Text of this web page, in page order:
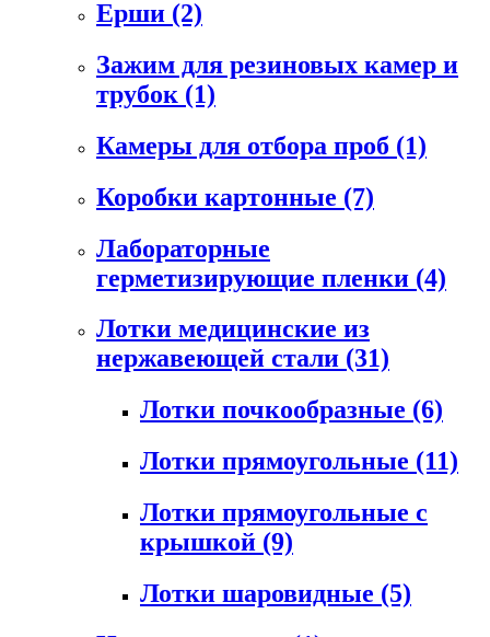
Ерши (2)
Зажим для резиновых камер и
трубок (1)
Камеры для отбора проб (1)
Коробки картонные (7)
Лабораторные
герметизирующие пленки (4)
Лотки медицинские из
нержавеющей стали (31)
Лотки почкообразные (6)
Лотки прямоугольные (11)
Лотки прямоугольные с
крышкой (9)
Лотки шаровидные (5)